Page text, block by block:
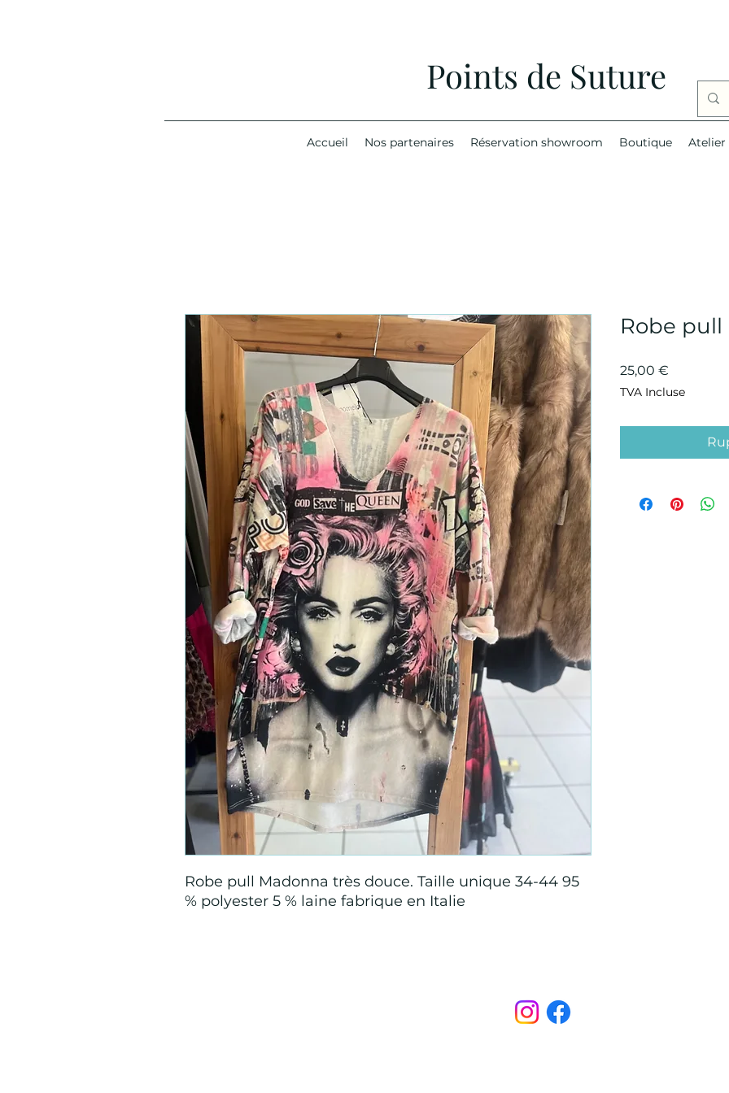
Points de Suture
Accueil Nos partenaires Réservation showroom Boutique Atelier
Robe pull Madonna très douce. Taille unique 34-44 95
% polyester 5 % laine fabrique en Italie
Robe
25,00 €
TVA Incluse